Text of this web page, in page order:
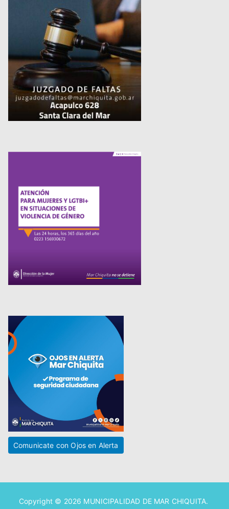
Comunicate con Ojos en Alerta
Copyright © 2026 MUNICIPALIDAD DE MAR CHIQUITA.